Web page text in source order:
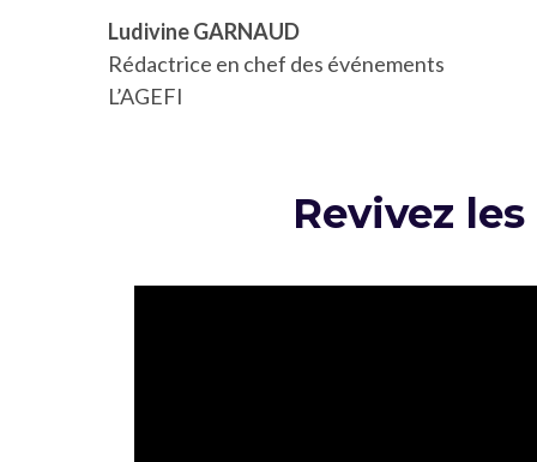
Ludivine GARNAUD
Rédactrice en chef des événements
L’AGEFI
Revivez